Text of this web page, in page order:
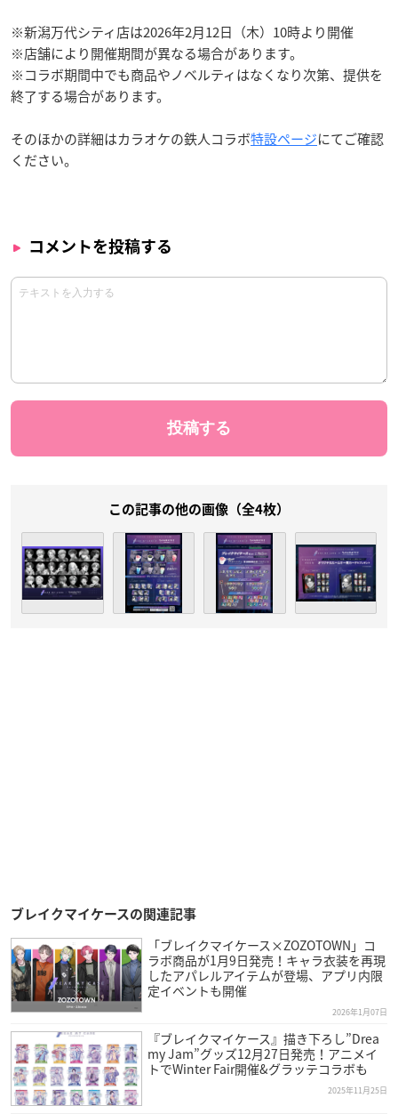
※新潟万代シティ店は2026年2月12日（木）10時より開催
※店舗により開催期間が異なる場合があります。
※コラボ期間中でも商品やノベルティはなくなり次第、提供を
終了する場合があります。
そのほかの詳細はカラオケの鉄人コラボ特設ページにてご確認
ください。
コメントを投稿する
この記事の他の画像（全4枚）
ブレイクマイケースの関連記事
「ブレイクマイケース×ZOZOTOWN」コ
ラボ商品が1月9日発売！キャラ衣装を再現
したアパレルアイテムが登場、アプリ内限
定イベントも開催
2026年1月07日
『ブレイクマイケース』描き下ろし”Drea
my Jam”グッズ12月27日発売！アニメイ
トでWinter Fair開催&グラッテコラボも
2025年11月25日